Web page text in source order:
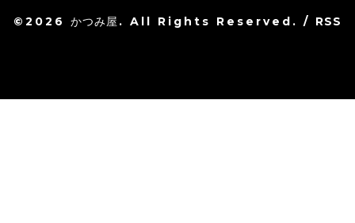
©2026 かつみ屋 . All Rights Reserved. / RSS